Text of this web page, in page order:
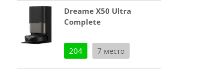
Dreame X50 Ultra
Complete
204 7 место